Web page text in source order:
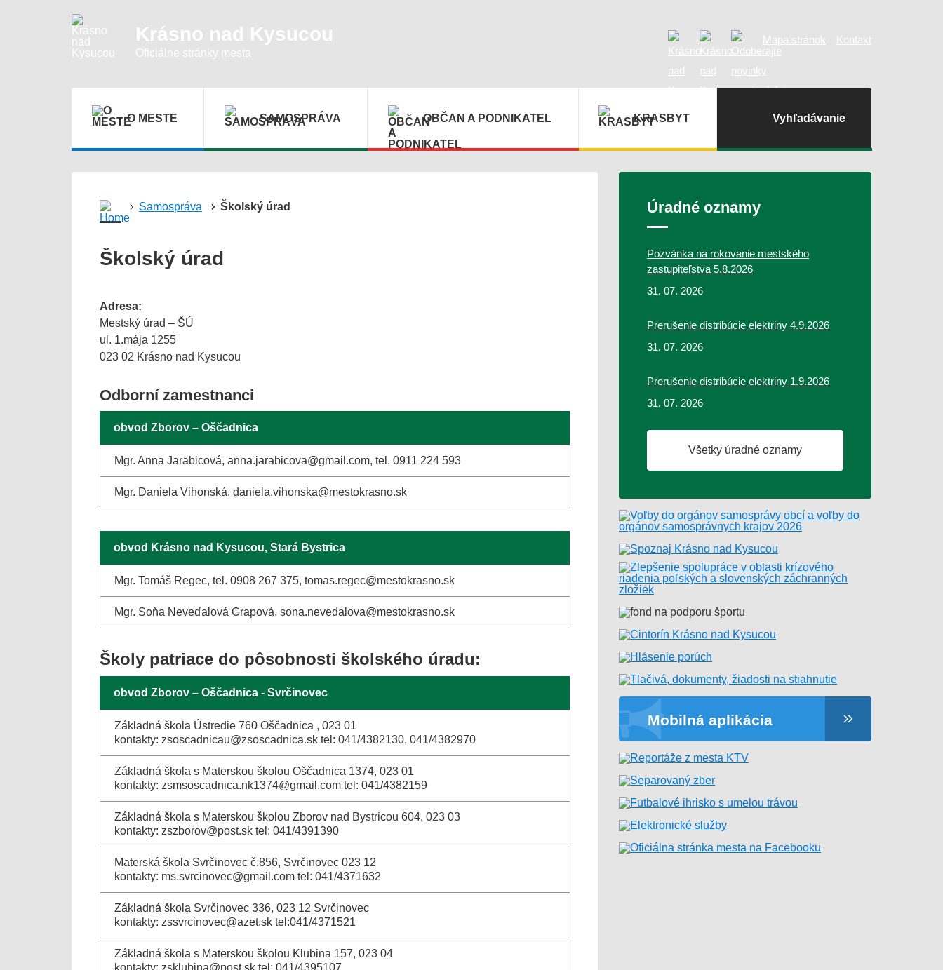
Krásno nad Kysucou
Oficiálne stránky mesta
Mapa stránok Kontakt
O MESTE SAMOSPRÁVA OBČAN A PODNIKATEL KRASBYT Vyhľadávanie
Samospráva Školský úrad
Školský úrad
Adresa:
Mestský úrad – ŠÚ
ul. 1.mája 1255
023 02 Krásno nad Kysucou
Odborní zamestnanci
obvod Zborov – Oščadnica
Mgr. Anna Jarabicová, anna.jarabicova@gmail.com, tel. 0911 224 593
Mgr. Daniela Vihonská, daniela.vihonska@mestokrasno.sk
obvod Krásno nad Kysucou, Stará Bystrica
Mgr. Tomáš Regec, tel. 0908 267 375, tomas.regec@mestokrasno.sk
Mgr. Soňa Neveďalová Grapová, sona.nevedalova@mestokrasno.sk
Školy patriace do pôsobnosti školského úradu:
obvod Zborov – Oščadnica - Svrčinovec
Základná škola Ústredie 760 Oščadnica , 023 01
kontakty: zsoscadnicau@zsoscadnica.sk tel: 041/4382130, 041/4382970
Základná škola s Materskou školou Oščadnica 1374, 023 01
kontakty: zsmsoscadnica.nk1374@gmail.com tel: 041/4382159
Základná škola s Materskou školou Zborov nad Bystricou 604, 023 03
kontakty: zszborov@post.sk tel: 041/4391390
Materská škola Svrčinovec č.856, Svrčinovec 023 12
kontakty: ms.svrcinovec@gmail.com tel: 041/4371632
Základná škola Svrčinovec 336, 023 12 Svrčinovec
kontakty: zssvrcinovec@azet.sk tel:041/4371521
Základná škola s Materskou školou Klubina 157, 023 04
kontakty: zsklubina@post.sk tel: 041/4395107
Úradné oznamy
Pozvánka na rokovanie mestského
zastupiteľstva 5.8.2026
31. 07. 2026
Prerušenie distribúcie elektriny 4.9.2026
31. 07. 2026
Prerušenie distribúcie elektriny 1.9.2026
31. 07. 2026
Všetky úradné oznamy